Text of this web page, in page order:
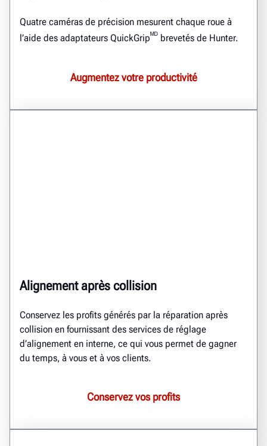
Quatre caméras de précision mesurent chaque roue à
l’aide des adaptateurs QuickGripᴹᴰ brevetés de Hunter.
Augmentez votre productivité
Alignement après collision
Conservez les profits générés par la réparation après
collision en fournissant des services de réglage
d’alignement en interne, ce qui vous permet de gagner
du temps, à vous et à vos clients.
Conservez vos profits